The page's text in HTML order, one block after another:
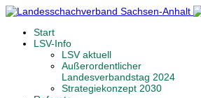
Start
LSV-Info
LSV aktuell
Außerordentlicher
Landesverbandstag 2024
Strategiekonzept 2030